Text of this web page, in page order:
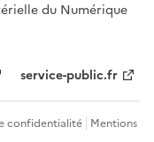
du Numérique
service-public.fr
confidentialité Mentions